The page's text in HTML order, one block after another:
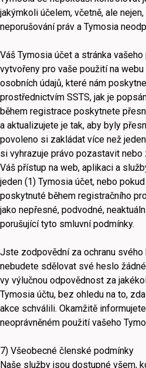
jakýmkoli účelem, včetně, ale
neporušování práv a Tymosia
Váš Tymosia účet a stránka
vytvořeny pro vaše použití na
osobních údajů, které nám
prostřednictvím SSTS, jak je
během registrace poskytnete
a aktualizujete je tak, aby byly
povoleno si zakládat více než
si vyhrazuje právo pozastavit nebo
Váš přístup na web, aplikaci a
jeden (1) Tymosia účet, nebo
poskytnuté během registračního
jako nepřesné, podvodné,
porušující tyto smluvní podmínky.
Jste zodpovědní za ochranu
nebudete sdělovat své heslo
vy výlučnou odpovědnost za
Tymosia účtu, bez ohledu na to,
akce schválili. Okamžitě
neoprávněném použití vašeho
7) Všeobecné členské podmínky
Naše služby jsou dostupné všem,